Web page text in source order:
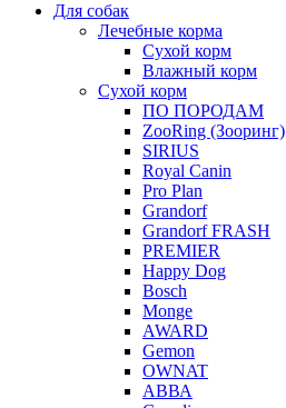
Для собак
Лечебные корма
Сухой корм
Влажный корм
Сухой корм
ПО ПОРОДАМ
ZooRing (Зооринг)
SIRIUS
Royal Canin
Pro Plan
Grandorf
Grandorf FRASH
PREMIER
Happy Dog
Bosch
Monge
AWARD
Gemon
OWNAT
АВВА